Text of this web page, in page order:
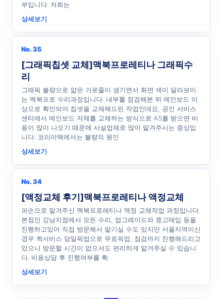
부입니다. 저희는
상세보기
No. 35
[그래픽칩셋 교체]맥북프로레티나 그래픽수
리
그래픽 불량으로 얇은 가로줄이 생기면서 화면 색이 달라보이
는 맥북프로 수리과정입니다. 내부를 점검해본 뒤 메인보드 이
상으로 확인되어 칩셋을 교체해드린 작업인데요, 공인 서비스
센터에서 메인보드 자체를 교체하는 방식으로 AS를 받으면 비
용이 많이 나오기 때문에 사설업체로 많이 맡겨주시는 증상입
니다. 코리아맥에서는 불량의 원인
상세보기
No. 34
[액정교체 후기]맥북프로레티나 액정교체
파손으로 맡겨주신 맥북프로레티나 액정 교체작업 과정입니다.
본점인 강남지점에서 모든 수리, 업그레이드와 중고매입 등을
진행하고있어 직접 방문해서 맡기실 수도 있지만 서울지역이신
경우 퀵서비스 당일픽업으로 무료픽업, 점검까지 진행해드리고
있으니 방문할 시간이 없으셔도 편리하게 맡겨주실 수 있습니
다. 비용상담 후 진행여부를 확
상세보기